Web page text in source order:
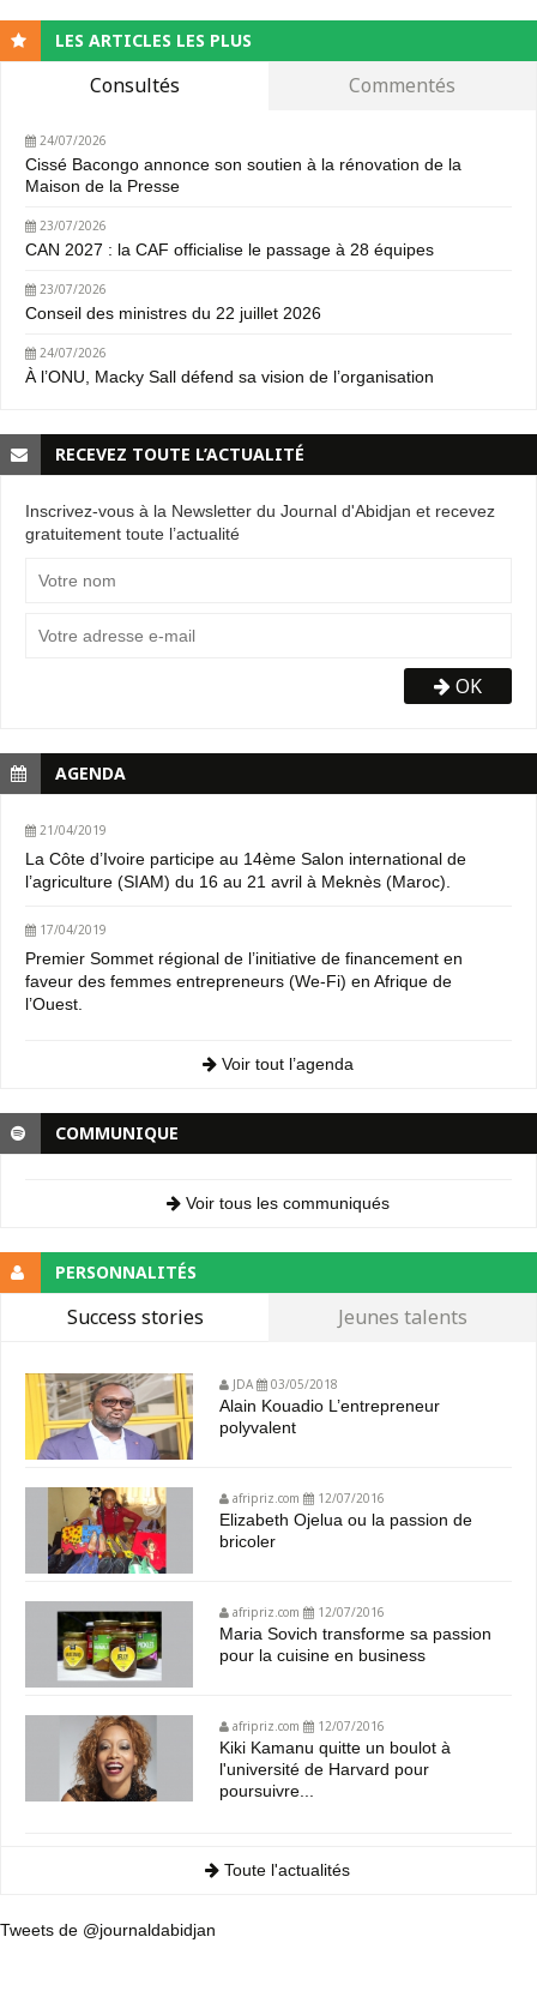
LES ARTICLES LES PLUS
Consultés Commentés
24/07/2026
Cissé Bacongo annonce son soutien à la rénovation de la
Maison de la Presse
23/07/2026
CAN 2027 : la CAF officialise le passage à 28 équipes
23/07/2026
Conseil des ministres du 22 juillet 2026
24/07/2026
À l’ONU, Macky Sall défend sa vision de l’organisation
RECEVEZ TOUTE L’ACTUALITÉ
Inscrivez-vous à la Newsletter du Journal d'Abidjan et recevez
gratuitement toute l’actualité
OK
AGENDA
21/04/2019
La Côte d’Ivoire participe au 14ème Salon international de
l’agriculture (SIAM) du 16 au 21 avril à Meknès (Maroc).
17/04/2019
Premier Sommet régional de l’initiative de financement en
faveur des femmes entrepreneurs (We-Fi) en Afrique de
l’Ouest.
Voir tout l’agenda
COMMUNIQUE
Voir tous les communiqués
PERSONNALITÉS
Success stories Jeunes talents
JDA 03/05/2018
Alain Kouadio L’entrepreneur
polyvalent
afripriz.com 12/07/2016
Elizabeth Ojelua ou la passion de
bricoler
afripriz.com 12/07/2016
Maria Sovich transforme sa passion
pour la cuisine en business
afripriz.com 12/07/2016
Kiki Kamanu quitte un boulot à
l'université de Harvard pour
poursuivre...
Toute l'actualités
Tweets de @journaldabidjan